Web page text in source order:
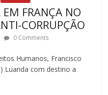
FRANÇA NO
CORRUPÇÃO
0 Comments
Humanos, Francisco
Luanda com destino a